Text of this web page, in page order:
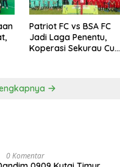
Patriot FC vs BSA FC
Jadi Laga Penentu,
Koperasi Sekurau Cup
0 Komentar